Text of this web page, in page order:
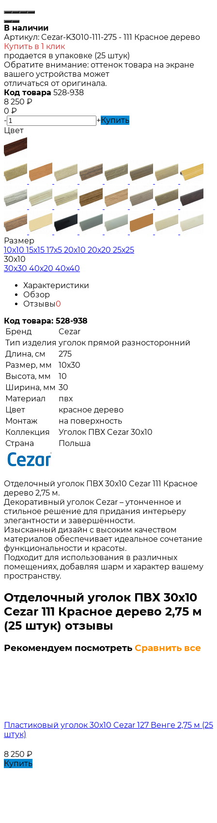
В наличии
Артикул: Cezar-K3010-111-275 - 111 Красное дерево
Купить в 1 клик
продается в упаковке (25 штук)
Обратите внимание: оттенок товара на экране
вашего устройства может
отличаться от оригинала.
Код товара 528-938
8 250 ₽
0 ₽
-
+Купить
Цвет
Размер
10х10 15х15 17х5 20х10 20х20 25х25
30х10
30х30 40х20 40х40
Характеристики
Обзор
Отзывы0
Код товара: 528-938
Бренд
Cezar
Тип изделия уголок прямой разносторонний
Длина, см
275
Размер, мм
10х30
Высота, мм
10
Ширина, мм 30
Материал
пвх
Цвет
красное дерево
Монтаж
на поверхность
Коллекция
Уголок ПВХ Cezar 30х10
Страна
Польша
Отделочный уголок ПВХ 30х10 Cezar 111 Красное
дерево 2,75 м.
Декоративный уголок Cezar – утонченное и
стильное решение для придания интерьеру
элегантности и завершённости.
Изысканный дизайн с высоким качеством
материалов обеспечивает идеальное сочетание
функциональности и красоты.
Подходит для использования в различных
помещениях, добавляя шарм и характер вашему
пространству.
Отделочный уголок ПВХ 30х10
Cezar 111 Красное дерево 2,75 м
(25 штук) отзывы
Рекомендуем посмотреть Сравнить все
Пластиковый уголок 30х10 Cezar 127 Венге 2,75 м (25
штук)
8 250 ₽
Купить